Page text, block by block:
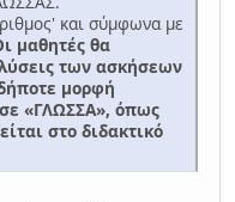
και σύμφωνα με
μαθητές θα
των ασκήσεων
μορφή
«ΓΛΩΣΣΑ», όπως
στο διδακτικό